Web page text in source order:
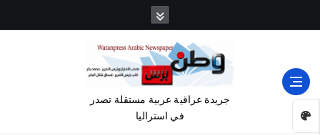
جريدة عراقية عربية مستقلة تصدر
في استراليا